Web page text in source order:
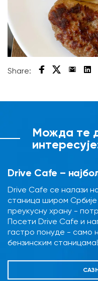
Share:
Можда те
Drive Cafe –
Drive Cafe се налази
станица широм Србије
преукусну храну -
Посети Drive Cafe и
гастро понуде - само
бензинским станицама!